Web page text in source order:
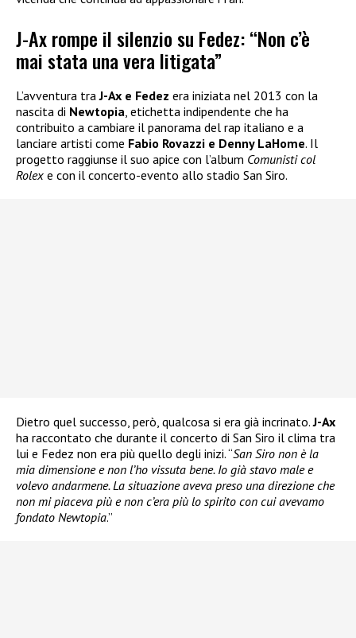
J-Ax rompe il silenzio su Fedez: “Non c’è
mai stata una vera litigata”
L’avventura traJ-Ax e Fedez era iniziata nel 2013 con la
nascita di Newtopia, etichetta indipendente che ha
contribuito a cambiare il panorama del rap italiano e a
lanciare artisti come Fabio Rovazzi e Denny LaHome. Il
progetto raggiunse il suo apice con l’album Comunisti col
Rolex e con il concerto-evento allo stadio San Siro.
Dietro quel successo, però, qualcosa si era già incrinato.J-Ax
ha raccontato che durante il concerto di San Siro il clima tra
lui e Fedez non era più quello degli inizi. “San Siro non è la
mia dimensione e non l’ho vissuta bene. Io già stavo male e
volevo andarmene. La situazione aveva preso una direzione che
non mi piaceva più e non c’era più lo spirito con cui avevamo
fondato Newtopia.”